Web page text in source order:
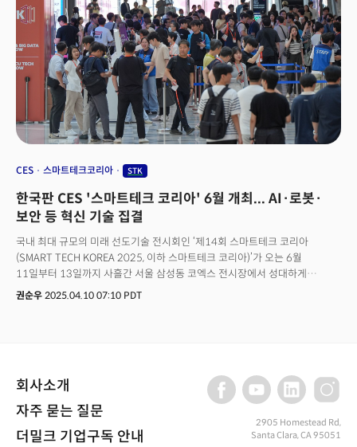
협력과 최신 연구 동향에 관심있는 연구개발자 등이다. '테크콘 2025'는
스마트테크 코리아의 부대행사 중 하나로, 참가자들은 컨퍼런스를 통해
글로벌 기술 산업의 현재와 미래를 조망하고, 다양한 비즈니스 기회를 모색할
수 있을 것으로 기대된다. 특히 국내 정상급 연사들이 로봇, AI, 보안 분야의
심층 분석과 함께 직무 수준별 프로그램을 제공한다는 것이 특징이다. 참가를
원하는 이들은 스마트테크 코리아 공식 홈페이지를 통해 사전 등록 및 티켓
예매가 가능하다. 더 자세한 정보와 일정은 스마트테크 코리아 공식
홈페이지에서 확인할 수 있다. 테크콘 컨퍼런스 참가자에게는 STK2025
전시장 무료 입장권이 제공되며, 한정 굿즈와 런치 쿠폰을 제공받을 수 있다.
있다. 👉사전등록 하러가기
CES 스마트테크코리아 STK
한국판 CES '스마트테크 코리아' 6월 개최... AI·로봇·
보안 등 혁신 기술 집결
국내 최대 규모의 미래 선도기술 전시회인 ‘제14회 스마트테크 코리아
(SMART TECH KOREA 2025, 이하 스마트테크 코리아)’가 오는 6월
11일부터 13일까지 사흘간 서울 삼성동 코엑스 전시장에서 성대하게
개최된다.이번 행사는 전 세계 40개국에서 500여 개의 기업이 참여하며, 총
인공지능&빅데이터쇼 △글로벌 공급망 혁신대전이 동시에 진행된다.
D홀에서는 △스마트테크쇼 △시큐 테크쇼 등 보안 및 융합 기술 관련 전시가
마련, 최신 기술 트렌드를 한눈에 조망할 수 있는 기회를 제공한다.이번
전시회는 첨단 기술의 현재와 미래를 다루는 동시에, 참가 기업들에게
권순우 2025.04.10 07:10 PDT
회사소개
자주 묻는 질문
더밀크 기업구독 안내
2905 Homestead Rd,
Santa Clara, CA 95051